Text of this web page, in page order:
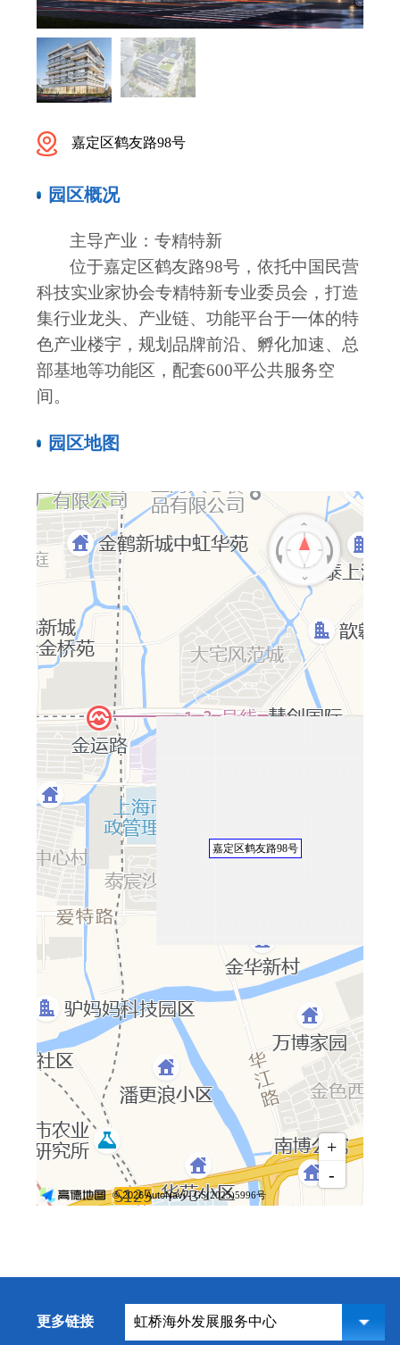
嘉定区鹤友路98号
园区概况
主导产业：专精特新
位于嘉定区鹤友路98号 ，依托中国民营
科技实业家协会专精特新专业委员会，打造
集行业龙头、产业链、功能平台于一体的特
色产业楼宇，规划品牌前沿、孵化加速、总
部基地等功能区，配套600平公共服务空
间。
园区地图
嘉定区鹤友路98号
+
-
© 2026 AutoNavi- GS(2025)5996号
更多链接